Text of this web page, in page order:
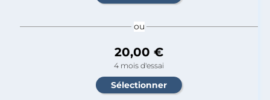
ou
20,00 €
4 mois d'essai